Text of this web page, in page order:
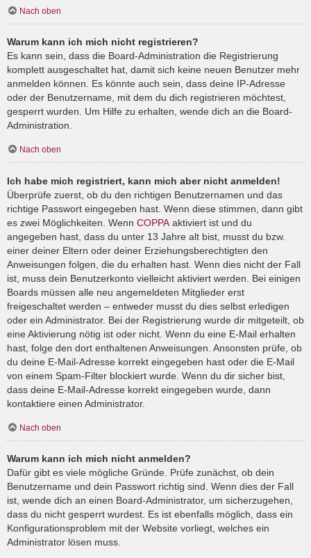
Nach oben
Warum kann ich mich nicht registrieren?
Es kann sein, dass die Board-Administration die Registrierung
komplett ausgeschaltet hat, damit sich keine neuen Benutzer mehr
anmelden können. Es könnte auch sein, dass deine IP-Adresse
oder der Benutzername, mit dem du dich registrieren möchtest,
gesperrt wurden. Um Hilfe zu erhalten, wende dich an die Board-
Administration.
Nach oben
Ich habe mich registriert, kann mich aber nicht anmelden!
Überprüfe zuerst, ob du den richtigen Benutzernamen und das
richtige Passwort eingegeben hast. Wenn diese stimmen, dann gibt
es zwei Möglichkeiten. Wenn COPPA aktiviert ist und du
angegeben hast, dass du unter 13 Jahre alt bist, musst du bzw.
einer deiner Eltern oder deiner Erziehungsberechtigten den
Anweisungen folgen, die du erhalten hast. Wenn dies nicht der Fall
ist, muss dein Benutzerkonto vielleicht aktiviert werden. Bei einigen
Boards müssen alle neu angemeldeten Mitglieder erst
freigeschaltet werden – entweder musst du dies selbst erledigen
oder ein Administrator. Bei der Registrierung wurde dir mitgeteilt, ob
eine Aktivierung nötig ist oder nicht. Wenn du eine E-Mail erhalten
hast, folge den dort enthaltenen Anweisungen. Ansonsten prüfe, ob
du deine E-Mail-Adresse korrekt eingegeben hast oder die E-Mail
von einem Spam-Filter blockiert wurde. Wenn du dir sicher bist,
dass deine E-Mail-Adresse korrekt eingegeben wurde, dann
kontaktiere einen Administrator.
Nach oben
Warum kann ich mich nicht anmelden?
Dafür gibt es viele mögliche Gründe. Prüfe zunächst, ob dein
Benutzername und dein Passwort richtig sind. Wenn dies der Fall
ist, wende dich an einen Board-Administrator, um sicherzugehen,
dass du nicht gesperrt wurdest. Es ist ebenfalls möglich, dass ein
Konfigurationsproblem mit der Website vorliegt, welches ein
Administrator lösen muss.